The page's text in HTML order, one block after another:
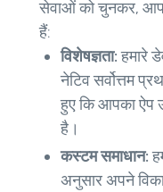
सेवाओं को चुनकर, आप
हैं:
विशेषज्ञता:हमारे
नेटिव सर्वोत्तम
हुए कि आपका ऐप
है।
कस्टम समाधान:
अनुसार अपने